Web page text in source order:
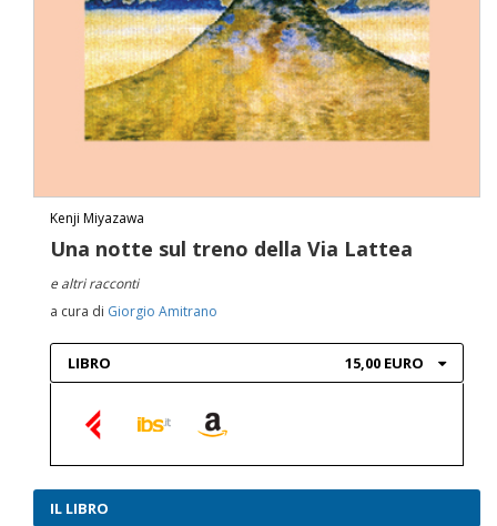
Kenji Miyazawa
Una notte sul treno della Via Lattea
e altri racconti
a cura di Giorgio Amitrano
LIBRO 15,00 EURO
IL LIBRO